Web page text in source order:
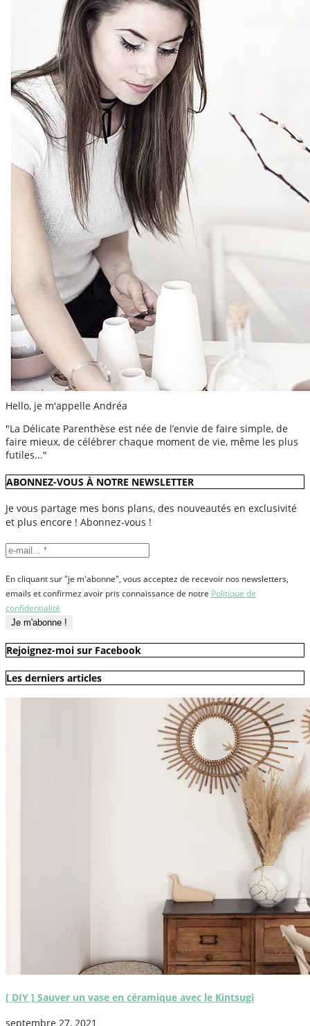
Hello, je m'appelle Andréa
"La Délicate Parenthèse est née de l’envie de faire simple, de
faire mieux, de célébrer chaque moment de vie, même les plus
futiles..."
ABONNEZ-VOUS À NOTRE NEWSLETTER
Je vous partage mes bons plans, des nouveautés en exclusivité
et plus encore ! Abonnez-vous !
En cliquant sur "je m'abonne", vous acceptez de recevoir nos newsletters,
emails et confirmez avoir pris connaissance de notre Politique de
confidentialité
Rejoignez-moi sur Facebook
Les derniers articles
[ DIY ] Sauver un vase en céramique avec le Kintsugi
septembre 27, 2021